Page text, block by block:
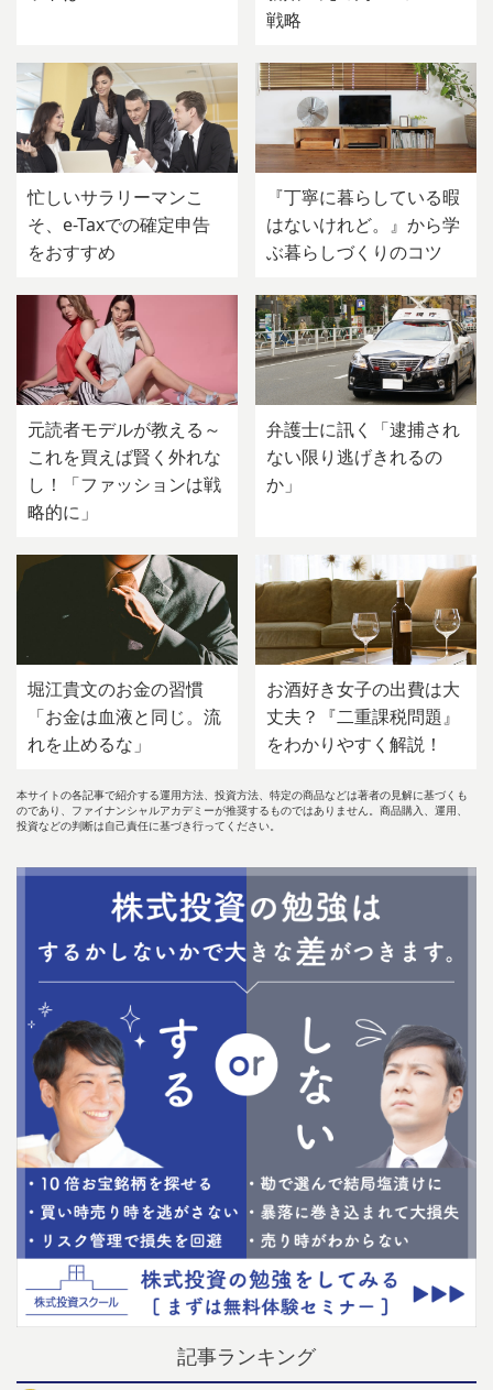
戦略
忙しいサラリーマンこ
そ、e-Taxでの確定申告
をおすすめ
『丁寧に暮らしている暇
はないけれど。』から学
ぶ暮らしづくりのコツ
元読者モデルが教える～
これを買えば賢く外れな
し！「ファッションは戦
略的に」
弁護士に訊く「逮捕され
ない限り逃げきれるの
か」
堀江貴文のお金の習慣
「お金は血液と同じ。流
れを止めるな」
お酒好き女子の出費は大
丈夫？『二重課税問題』
をわかりやすく解説！
本サイトの各記事で紹介する運用方法、投資方法、特定の商品などは著者の見解に基づくも
のであり、ファイナンシャルアカデミーが推奨するものではありません。商品購入、運用、
投資などの判断は自己責任に基づき行ってください。
記事ランキング